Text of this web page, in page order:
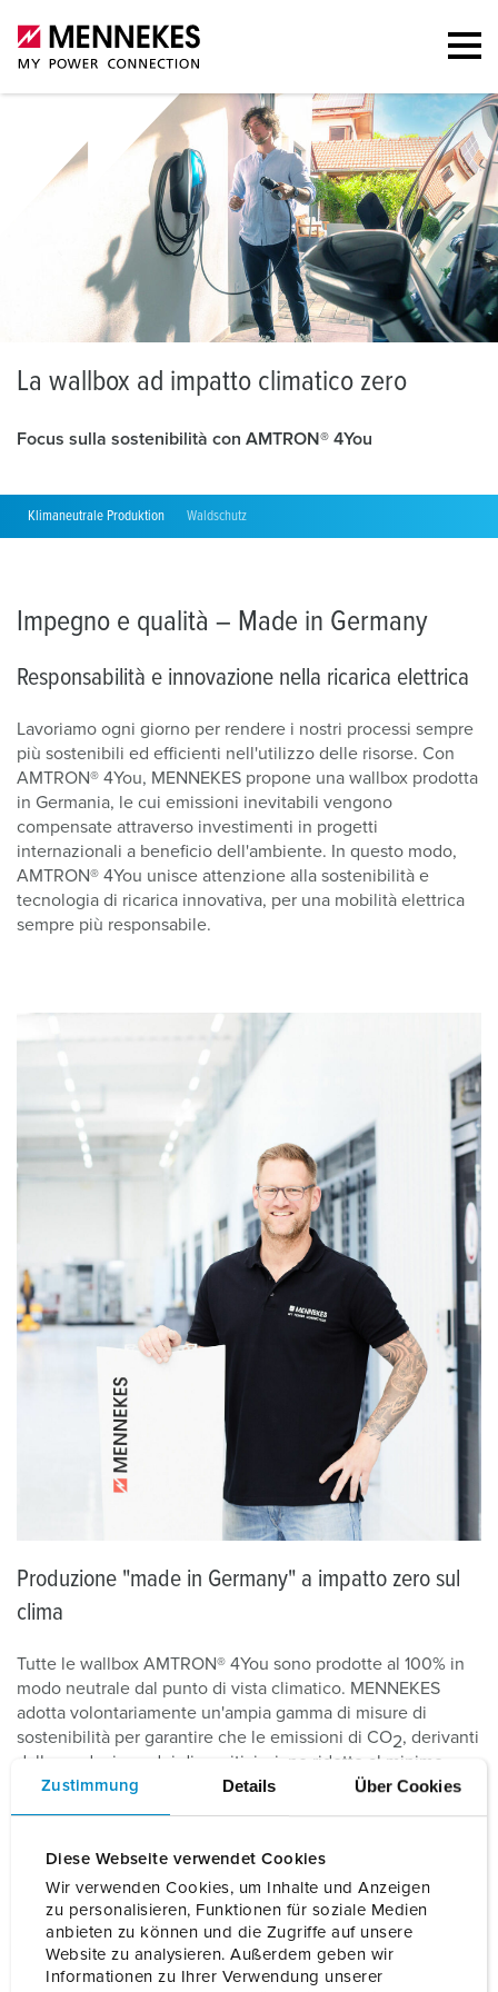
Zustimmung Details Über Cookies
Diese Webseite verwendet Cookies
Wir verwenden Cookies, um Inhalte und Anzeigen
zu personalisieren, Funktionen für soziale Medien
anbieten zu können und die Zugriffe auf unsere
Website zu analysieren. Außerdem geben wir
Informationen zu Ihrer Verwendung unserer
La wallbox ad impatto climatico zero
Focus sulla sostenibilità con AMTRON® 4You
Klimaneutrale Produktion Waldschutz
Impegno e qualità – Made in Germany
Responsabilità e innovazione nella ricarica elettrica
Lavoriamo ogni giorno per rendere i nostri processi sempre
più sostenibili ed efficienti nell'utilizzo delle risorse. Con
AMTRON® 4You, MENNEKES propone una wallbox prodotta
in Germania, le cui emissioni inevitabili vengono
compensate attraverso investimenti in progetti
internazionali a beneficio dell'ambiente. In questo modo,
AMTRON® 4You unisce attenzione alla sostenibilità e
tecnologia di ricarica innovativa, per una mobilità elettrica
sempre più responsabile.
Produzione "made in Germany" a impatto zero sul
clima
Tutte le wallbox AMTRON® 4You sono prodotte al 100% in
modo neutrale dal punto di vista climatico. MENNEKES
adotta volontariamente un'ampia gamma di misure di
sostenibilità per garantire che le emissioni di CO2, derivanti
dalla produzione dei dispositivi, siano ridotte al minimo.
L'impronta di carbonio delle wallbox AMTRON® 4You è stata
e all'ultimo grammo di plastica - in collaborazione con
Fokus Zukunft. Per MENNEKES è importante rendere
pubblici i bilanci: niente è più lontano dalla nostra mente
del greenwashing. Puoi vedere qui il calcolo esatto delle
emissioni di CO2per ogni articolo della Linea AMTRON®
4You. Il calcolo comprende la wallbox e il relativo cavo di